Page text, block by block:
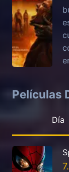
Películas
Día